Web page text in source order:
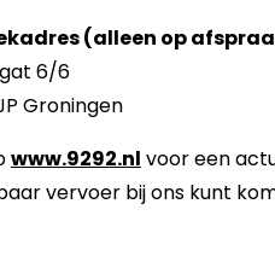
(alleen op
6/6
Groningen
www.9292.nl voor een
vervoer bij ons kunt